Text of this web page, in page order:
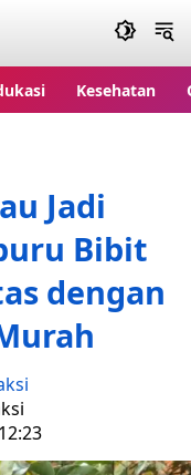
Kesehatan
Jadi
Bibit
dengan